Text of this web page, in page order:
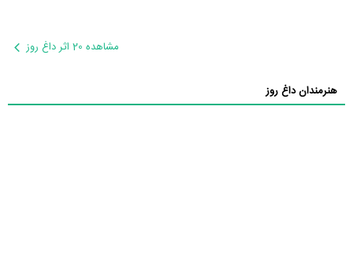
مشاهده 20 اثر داغ روز
هنرمندان داغ روز